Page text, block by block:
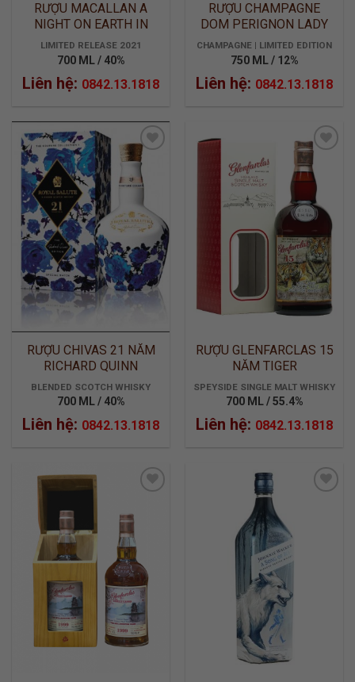
RƯỢU MACALLAN A
NIGHT ON EARTH IN
SCOTLAND
LIMITED RELEASE 2021
700 ML / 40%
Liên hệ: 0842.13.1818
RƯỢU CHAMPAGNE
DOM PERIGNON LADY
GAGA
CHAMPAGNE | LIMITED EDITION
750 ML / 12%
Liên hệ: 0842.13.1818
ADD TO
WISHLIST
RƯỢU CHIVAS 21 NĂM
RICHARD QUINN
LIMITED EDITION
BLENDED SCOTCH WHISKY
700 ML / 40%
Liên hệ: 0842.13.1818
ADD TO
WISHLIST
RƯỢU GLENFARCLAS 15
NĂM TIGER
SPEYSIDE SINGLE MALT WHISKY
700 ML / 55.4%
Liên hệ: 0842.13.1818
ADD TO
WISHLIST
ADD TO
WISHLIST